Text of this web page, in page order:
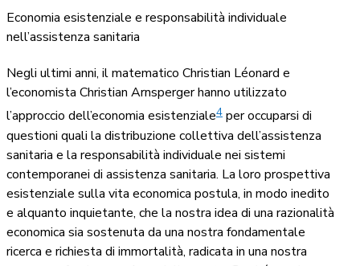
Economia esistenziale e responsabilità individuale
nell’assistenza sanitaria
Negli ultimi anni, il matematico Christian Léonard e
l’economista Christian Arnsperger hanno utilizzato
l’approccio dell’economia esistenziale4 per occuparsi di
questioni quali la distribuzione collettiva dell’assistenza
sanitaria e la responsabilità individuale nei sistemi
contemporanei di assistenza sanitaria. La loro prospettiva
esistenziale sulla vita economica postula, in modo inedito
e alquanto inquietante, che la nostra idea di una razionalità
economica sia sostenuta da una nostra fondamentale
ricerca e richiesta di immortalità, radicata in una nostra